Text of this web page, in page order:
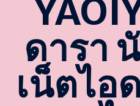
ดารา
เน็ตไอ